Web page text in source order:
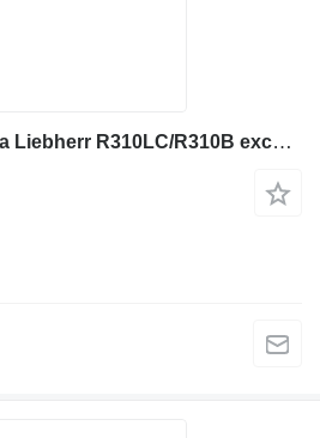
Unidad de control para Liebherr R310LC/R310B excavadora